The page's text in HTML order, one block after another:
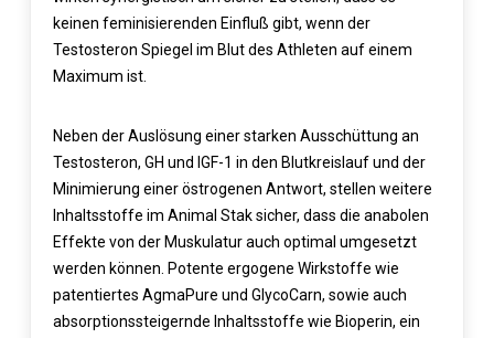
keinen feminisierenden Einfluß gibt, wenn der
Testosteron Spiegel im Blut des Athleten auf einem
Maximum ist.
Neben der Auslösung einer starken Ausschüttung an
Testosteron, GH und IGF-1 in den Blutkreislauf und der
Minimierung einer östrogenen Antwort, stellen weitere
Inhaltsstoffe im Animal Stak sicher, dass die anabolen
Effekte von der Muskulatur auch optimal umgesetzt
werden können. Potente ergogene Wirkstoffe wie
patentiertes AgmaPure und GlycoCarn, sowie auch
absorptionssteigernde Inhaltsstoffe wie Bioperin, ein